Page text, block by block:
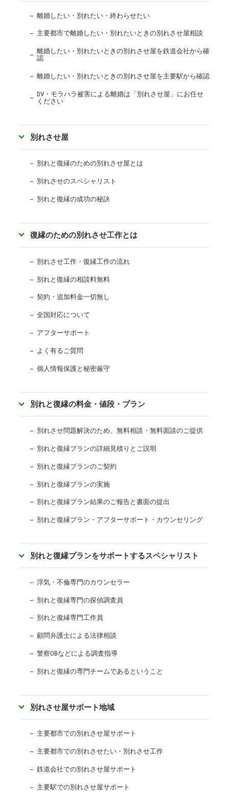
離婚したい・別れたい・終わらせたい
主要都市で離婚したい・別れたいときの別れさせ屋相談
離婚したい・別れたいときの別れさせ屋を鉄道会社から確
認
離婚したい・別れたいときの別れさせ屋を主要駅から確認
DV・モラハラ被害による離婚は「別れさせ屋」にお任せ
ください
別れさせ屋
別れと復縁のための別れさせ屋とは
別れさせのスペシャリスト
別れと復縁の成功の秘訣
復縁のための別れさせ工作とは
別れさせ工作・復縁工作の流れ
別れと復縁の相談料無料
契約・追加料金一切無し
全国対応について
アフターサポート
よく有るご質問
個人情報保護と秘密厳守
別れと復縁の料金・値段・プラン
別れさせ問題解決のため、無料相談・無料面談のご提供
別れと復縁プランの詳細見積りとご説明
別れと復縁プランのご契約
別れと復縁プランの実施
別れと復縁プラン結果のご報告と書面の提出
別れと復縁プラン・アフターサポート・カウンセリング
別れと復縁プランをサポートするスペシャリスト
浮気・不倫専門のカウンセラー
別れと復縁専門の探偵調査員
別れと復縁専門工作員
顧問弁護士による法律相談
警察OBなどによる調査指導
別れと復縁の専門チームであるということ
別れさせ屋サポート地域
主要都市での別れさせ屋サポート
主要都市での別れさせたい・別れさせ工作
鉄道会社での別れさせ屋サポート
主要駅での別れさせ屋サポート